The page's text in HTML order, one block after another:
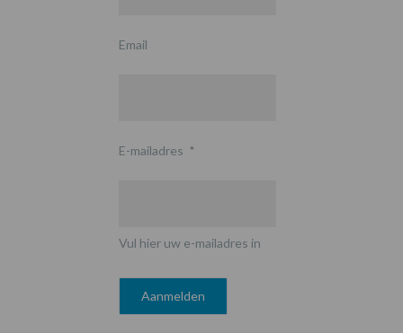
Email
E-mailadres *
Vul hier uw e-mailadres in